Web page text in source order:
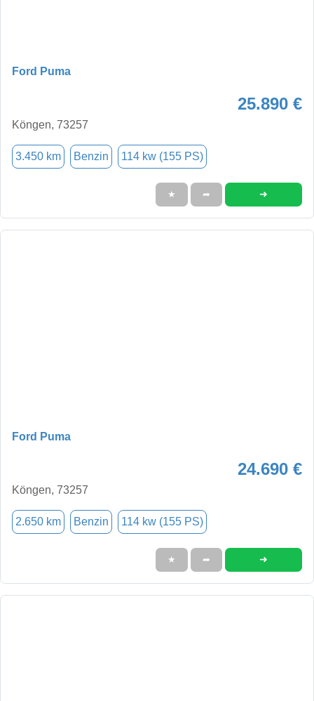
Ford Puma
25.890 €
Köngen, 73257
3.450 km Benzin 114 kw (155 PS)
★ ➦ ➜
Ford Puma
24.690 €
Köngen, 73257
2.650 km Benzin 114 kw (155 PS)
★ ➦ ➜